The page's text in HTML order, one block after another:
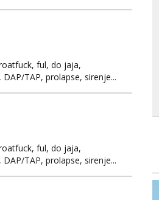
ful, do jaja,
TAP, prolapse, sirenje...
ful, do jaja,
TAP, prolapse, sirenje...